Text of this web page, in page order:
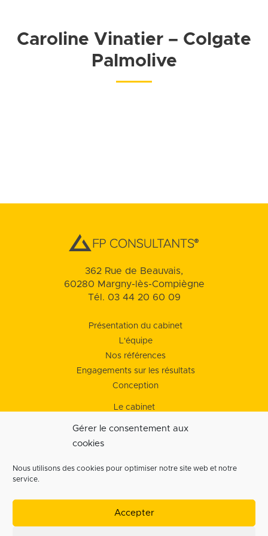
Gérer le consentement aux
cookies
Nous utilisons des cookies pour optimiser notre site web et notre
service.
Accepter
Caroline Vinatier – Colgate
Palmolive
362 Rue de Beauvais,
60280 Margny-lès-Compiègne
Tél. 03 44 20 60 09
Présentation du cabinet
L'équipe
Nos références
Engagements sur les résultats
Conception
Le cabinet
Politique de cookies (EU)